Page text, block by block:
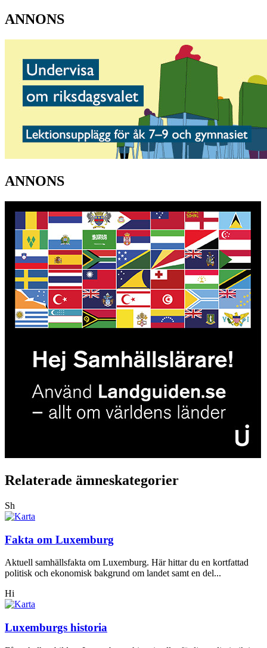
ANNONS
ANNONS
Relaterade ämneskategorier
Sh
Fakta om Luxemburg
Aktuell samhällsfakta om Luxemburg. Här hittar du en kortfattad
politisk och ekonomisk bakgrund om landet samt en del...
Hi
Luxemburgs historia